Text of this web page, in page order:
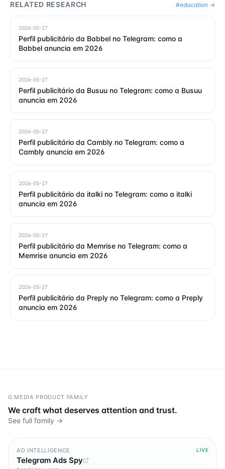
RELATED RESEARCH #education →
2026-05-27
Perfil publicitário da Babbel no Telegram: como a
Babbel anuncia em 2026
2026-05-27
Perfil publicitário da Busuu no Telegram: como a Busuu
anuncia em 2026
2026-05-27
Perfil publicitário da Cambly no Telegram: como a
Cambly anuncia em 2026
2026-05-27
Perfil publicitário da italki no Telegram: como a italki
anuncia em 2026
2026-05-27
Perfil publicitário da Memrise no Telegram: como a
Memrise anuncia em 2026
2026-05-27
Perfil publicitário da Preply no Telegram: como a Preply
anuncia em 2026
G.MEDIA PRODUCT FAMILY
We craft what deserves attention and trust.
See full family →
AD INTELLIGENCE LIVE
Telegram Ads Spy